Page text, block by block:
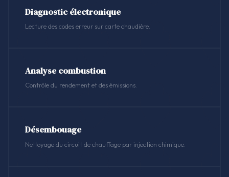
Diagnostic électronique
Lecture des codes erreur sur carte chaudière.
Analyse combustion
Contrôle du rendement et des émissions.
Désembouage
Nettoyage du circuit de chauffage par injection chimique.